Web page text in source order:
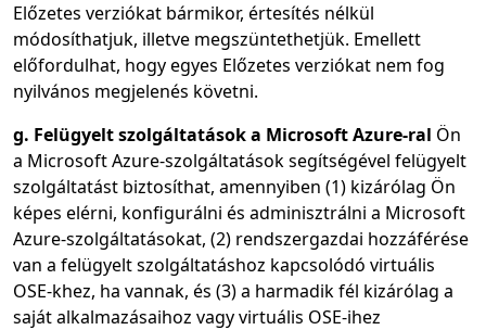
Előzetes verziókat bármikor, értesítés nélkül
módosíthatjuk, illetve megszüntethetjük. Emellett
előfordulhat, hogy egyes Előzetes verziókat nem fog
nyilvános megjelenés követni.
g. Felügyelt szolgáltatások a Microsoft Azure-ral Ön
a Microsoft Azure-szolgáltatások segítségével felügyelt
szolgáltatást biztosíthat, amennyiben (1) kizárólag Ön
képes elérni, konfigurálni és adminisztrálni a Microsoft
Azure-szolgáltatásokat, (2) rendszergazdai hozzáférése
van a felügyelt szolgáltatáshoz kapcsolódó virtuális
OSE-khez, ha vannak, és (3) a harmadik fél kizárólag a
saját alkalmazásaihoz vagy virtuális OSE-ihez